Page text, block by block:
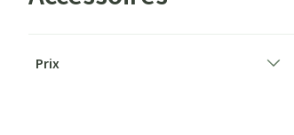
Prix